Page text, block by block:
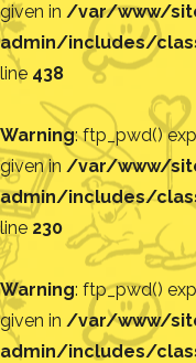
given in /var/www/
admin/includes/
line 438
Warning: ftp_pwd()
given in /var/www/
admin/includes/
line 230
Warning: ftp_pwd()
given in /var/www/
admin/includes/